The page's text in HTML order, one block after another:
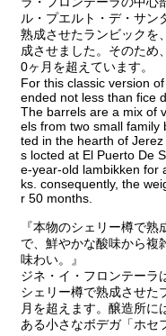
ル・プエルト・デ・サン
熟成させたランビックを
成させました。そのため
0ヶ月を超えています。
For this classic version
ended not less than fice
The barrels are a mix of
els from two small family
ted in the hearth of
s locted at El Puerto De
e-year-old lambikken for
ks. consequently, the
r 50 months.
『本物のシェリー樽で
で、鮮やかな酸味から複
味わい。』
ジネ・イ・フロンテーラ
シェリー樽で熟成させた
月を超えます。醸造所に
ある小さなボデガ「ホセ